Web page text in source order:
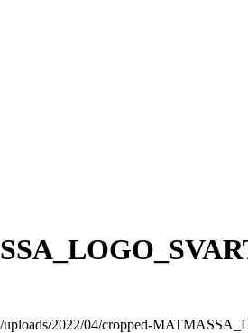
uploads/2022/04/cropped-